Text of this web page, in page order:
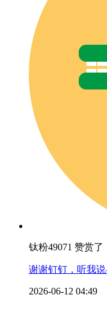
钛粉49071 赞赏了
谢谢钉钉，听我
2026-06-12 04:49